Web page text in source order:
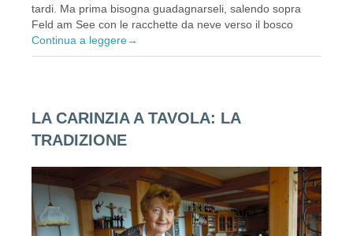
tardi. Ma prima bisogna guadagnarseli, salendo sopra
Feld am See con le racchette da neve verso il bosco
Continua a leggere→
LA CARINZIA A TAVOLA: LA
TRADIZIONE